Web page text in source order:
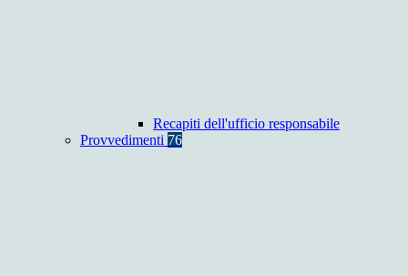
Recapiti dell'ufficio responsabile
Provvedimenti 76